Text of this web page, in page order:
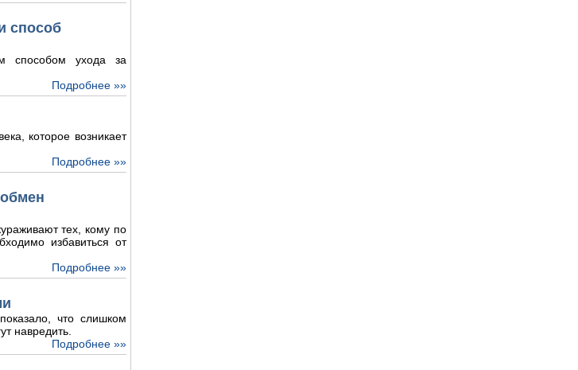
способ
способом ухода за
Подробнее »»
которое возникает
Подробнее »»
тех, кому по
избавиться от
Подробнее »»
что слишком
навредить.
Подробнее »»